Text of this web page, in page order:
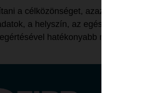
a célközönséget, azaz azokat a
a helyszín, az egészségügyi
hatékonyabb